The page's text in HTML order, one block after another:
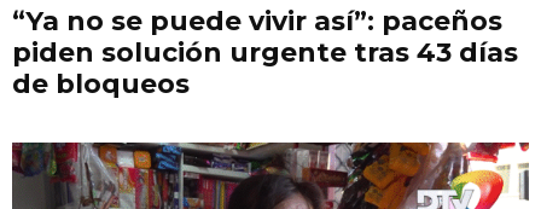
“Ya no se puede vivir así”: paceños
piden solución urgente tras 43 días
de bloqueos